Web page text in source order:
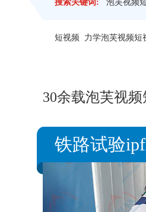
搜索关键词: 泡芙视频
短视频 力学泡芙视频短
30余载泡芙视频
铁路试验